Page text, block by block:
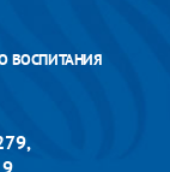
ВОСПИТАНИЯ